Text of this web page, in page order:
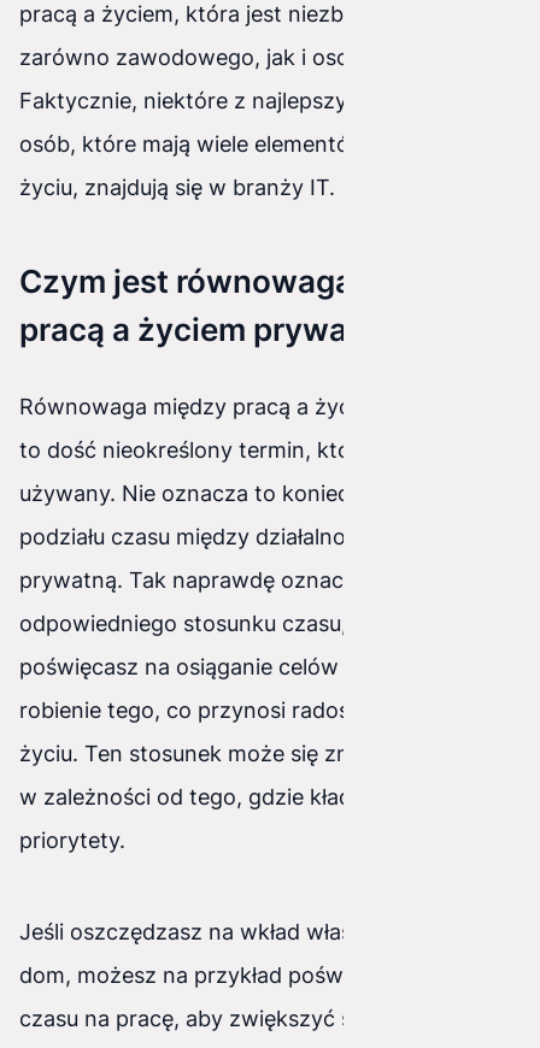
pracą a życiem, która jest niezbędna do rozwoju
zarówno zawodowego, jak i osobistego.
Faktycznie, niektóre z najlepszych karier dla
osób, które mają wiele elementów w swoim
życiu, znajdują się w branży IT.
Czym jest równowaga między
pracą a życiem prywatnym?
Równowaga między pracą a życiem prywatnym
to dość nieokreślony termin, który często jest
używany. Nie oznacza to koniecznie 50/50
podziału czasu między działalności zawodową a
prywatną. Tak naprawdę oznacza to osiągnięcie
odpowiedniego stosunku czasu, który
poświęcasz na osiąganie celów zawodowych i
robienie tego, co przynosi radość w Twoim
życiu. Ten stosunek może się zmieniać w czasie,
w zależności od tego, gdzie kładziesz swoje
priorytety.
Jeśli oszczędzasz na wkład własny na nowy
dom, możesz na przykład poświęcić więcej
czasu na pracę, aby zwiększyć swoje możliwości